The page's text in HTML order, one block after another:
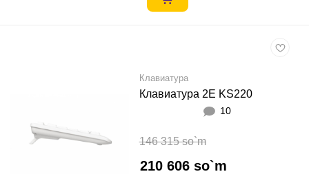
Клавиатура
Клавиатура 2E KS220
10
146 315 so`m
210 606 so`m